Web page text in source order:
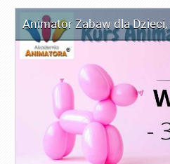
Animator Zabaw dla Dzieci,